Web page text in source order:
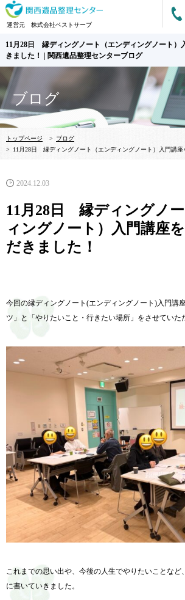
運営元 株式会社ベストサーブ
11月28日 縁ディングノート（エンディングノート）
きました！ | 関西遺品整理センターブログ
ブログ
トップページ >
ブログ
>
11月28日 縁ディングノート（エンディングノート）入門講座
2024.12.03
11月28日 縁ディングノ
ィングノート）入門講座
だきました！
今回の縁ディングノート(エンディングノート)入門講
ツ」と「やりたいこと・行きたい場所」 をさせていた
これまでの思い出や、今後の人生でやりたいことなど、
に書いていきました。